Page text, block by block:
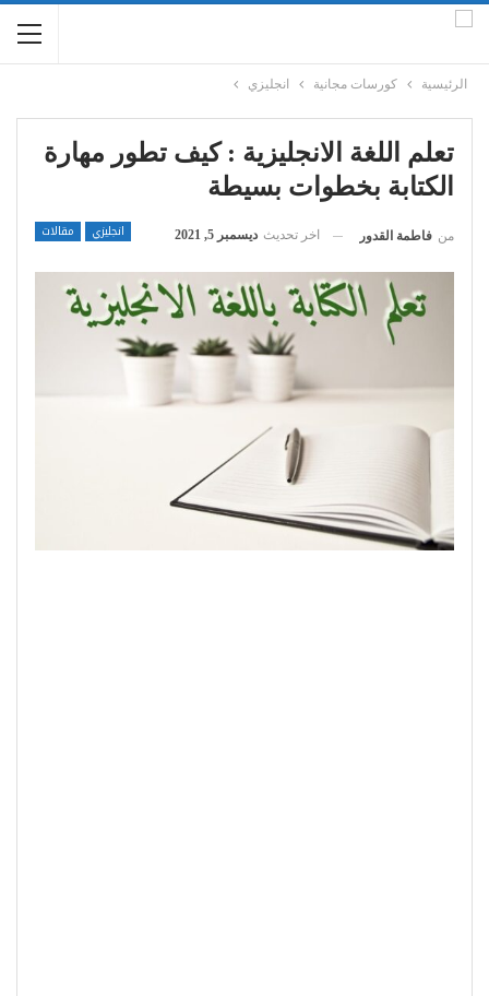
الرئيسية كورسات مجانية انجليزي
تعلم اللغة الانجليزية : كيف تطور مهارة
الكتابة بخطوات بسيطة
انجليزي مقالات من فاطمة القدور اخر تحديث ديسمبر 5, 2021